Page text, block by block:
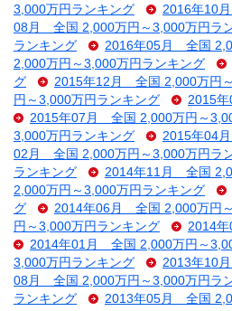
3,000万円ランキング
2016年10
08月 全国 2,000万円～3,000万円ラ
ランキング
2016年05月 全国
2,000万円～3,000万円ランキング
グ
2015年12月 全国 2,000万円
円～3,000万円ランキング
2015
2015年07月 全国 2,000万円～
3,000万円ランキング
2015年04
02月 全国 2,000万円～3,000万円ラ
ランキング
2014年11月 全国
2,000万円～3,000万円ランキング
グ
2014年06月 全国 2,000万円
円～3,000万円ランキング
2014
2014年01月 全国 2,000万円～
3,000万円ランキング
2013年10
08月 全国 2,000万円～3,000万円ラ
ランキング
2013年05月 全国